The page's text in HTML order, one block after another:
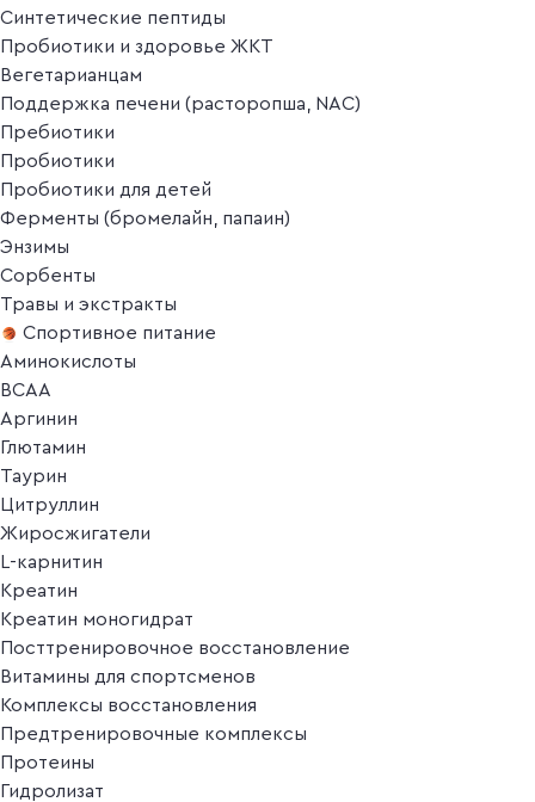
Синтетические пептиды
Пробиотики и здоровье ЖКТ
Вегетарианцам
Поддержка печени (расторопша, NAC)
Пребиотики
Пробиотики
Пробиотики для детей
Ферменты (бромелайн, папаин)
Энзимы
Сорбенты
Травы и экстракты
Спортивное питание
Аминокислоты
BCAA
Аргинин
Глютамин
Таурин
Цитруллин
Жиросжигатели
L-карнитин
Креатин
Креатин моногидрат
Посттренировочное восстановление
Витамины для спортсменов
Комплексы восстановления
Предтренировочные комплексы
Протеины
Гидролизат